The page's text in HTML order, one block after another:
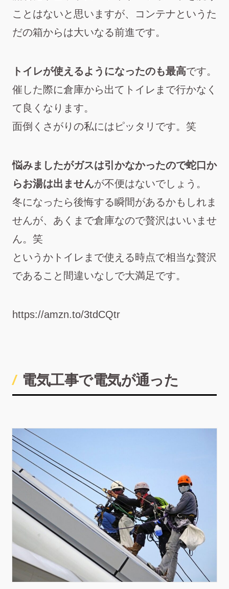
ことはないと思いますが、コンテナというた
だの箱からは大いなる前進です。
トイレが使えるようになったのも最高です。
催した際に倉庫から出てトイレまで行かなく
て良くなります。
面倒くさがりの私にはピッタリです。笑
悩みましたがガスは引かなかったので蛇口か
らお湯は出ませんが不便はないでしょう。
冬になったら後悔する瞬間があるかもしれま
せんが、あくまで倉庫なので贅沢はいいませ
ん。笑
というかトイレまで使える時点で相当な贅沢
であること間違いなしで大満足です。
https://amzn.to/3tdCQtr
電気工事で電気が通った